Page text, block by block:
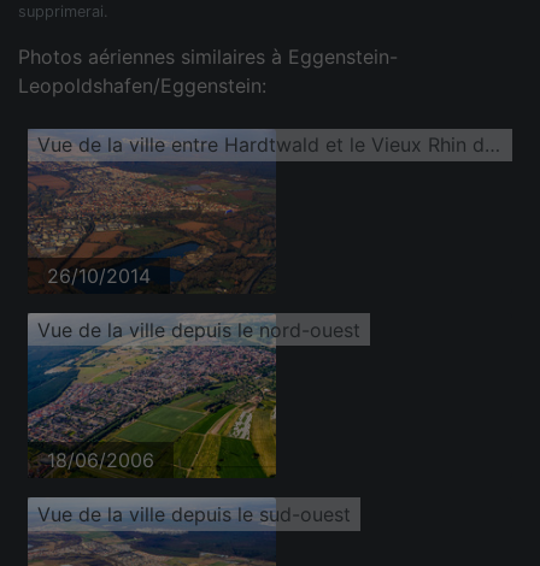
supprimerai.
Photos aériennes similaires à Eggenstein-
Leopoldshafen/Eggenstein:
Vue de la ville entre Hardtwald et le Vieux Rhin depuis le sud
26/10/2014
Vue de la ville depuis le nord-ouest
18/06/2006
Vue de la ville depuis le sud-ouest